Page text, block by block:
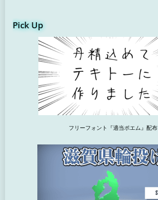
Pick Up
フリーフォント『適当ポエム』配布